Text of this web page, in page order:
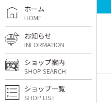
ホーム
HOME
お知らせ
INFORMATION
ショップ案内
SHOP SEARCH
ショップ一覧
SHOP LIST